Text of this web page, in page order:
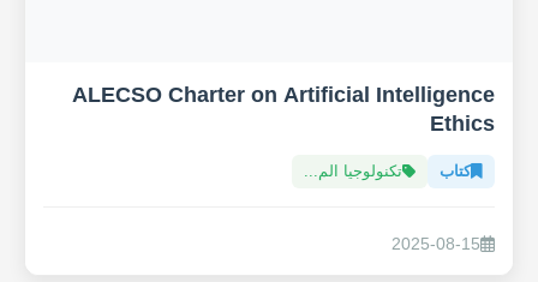
ALECSO Charter on Artificial Intelligence
Ethics
كتاب تكنولوجيا الم...
2025-08-15